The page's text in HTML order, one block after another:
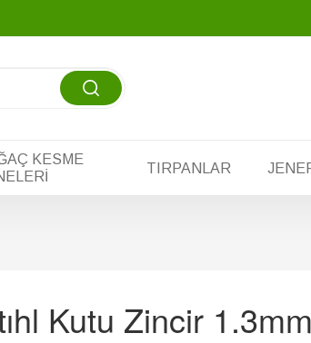
KESME
TIRPANLAR
Kutu Zincir